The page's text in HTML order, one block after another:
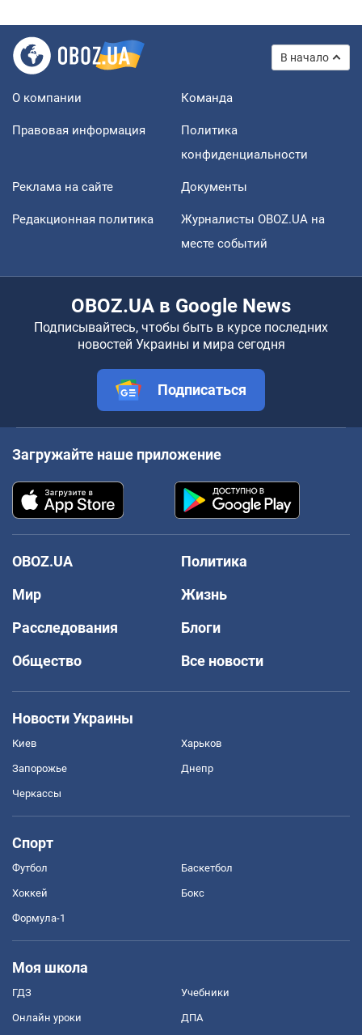
В начало
О компании Команда
Правовая информация
Политика
конфиденциальности
Реклама на сайте Документы
Редакционная политика
Журналисты OBOZ.UA на
месте событий
OBOZ.UA в Google News
Подписывайтесь, чтобы быть в курсе последних
новостей Украины и мира сегодня
Подписаться
Загружайте наше приложение
OBOZ.UA
Политика
Мир
Жизнь
Расследования
Блоги
Общество
Все новости
Новости Украины
Киев Харьков
Запорожье Днепр
Черкассы
Спорт
Футбол Баскетбол
Хоккей Бокс
Формула-1
Моя школа
ГДЗ Учебники
Онлайн уроки ДПА